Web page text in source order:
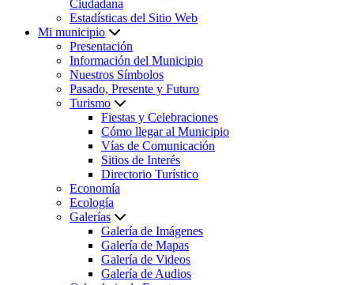
Ciudadana
Estadísticas del Sitio Web
Mi municipio
Presentación
Información del Municipio
Nuestros Símbolos
Pasado, Presente y Futuro
Turismo
Fiestas y Celebraciones
Cómo llegar al Municipio
Vías de Comunicación
Sitios de Interés
Directorio Turístico
Economía
Ecología
Galerías
Galería de Imágenes
Galería de Mapas
Galería de Videos
Galería de Audios